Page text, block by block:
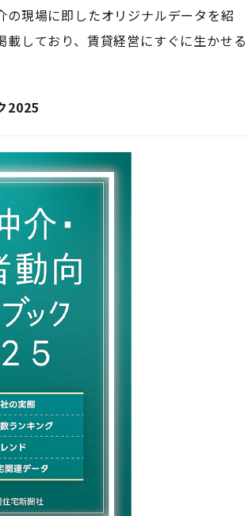
現場に即したオリジナルデータを紹
しており、賃貸経営にすぐに生かせる
2025